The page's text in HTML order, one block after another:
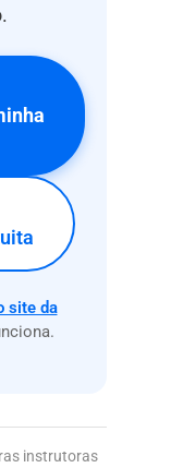
site da
instrutoras